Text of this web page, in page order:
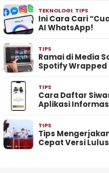
TEKNOLOGI, TIPS
Ini Cara Cari
AI WhatsApp!
TIPS
Ramai di Media
Spotify Wrapped
TIPS
Cara Daftar
Aplikasi
TIPS
Tips
Cepat Versi